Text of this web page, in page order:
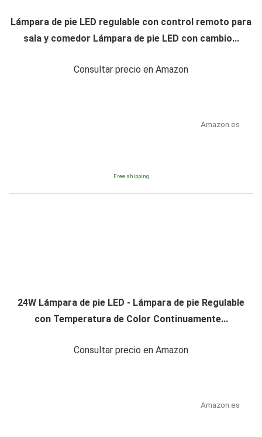
Lámpara de pie LED regulable con control remoto para
sala y comedor Lámpara de pie LED con cambio...
Consultar precio en Amazon
Amazon.es
Free shipping
24W Lámpara de pie LED - Lámpara de pie Regulable
con Temperatura de Color Continuamente...
Consultar precio en Amazon
Amazon.es